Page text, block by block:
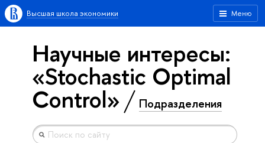
Меню
Высшая школа экономики
Научные интересы:
«Stochastic Optimal
Control» Подразделения